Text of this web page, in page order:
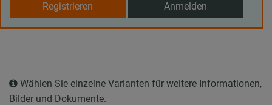
Registrieren Anmelden
Wählen Sie einzelne Varianten für weitere Informationen,
Bilder und Dokumente.